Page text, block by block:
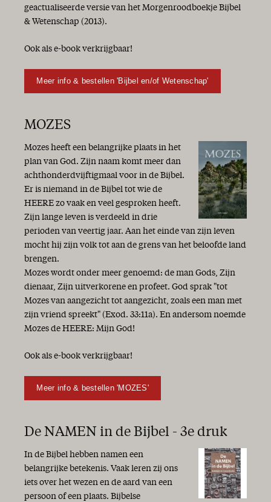
geactualiseerde versie van het Morgenroodboekje Bijbel
& Wetenschap (2013).
Ook als e-book verkrijgbaar!
Meer info & bestellen 'Bijbel en/of Wetenschap'
MOZES
Mozes heeft een belangrijke plaats in het
plan van God. Zijn naam komt meer dan
achthonderdvijftigmaal voor in de Bijbel.
Er is niemand in de Bijbel tot wie de
HEERE zo vaak en veel gesproken heeft.
Zijn lange leven is verdeeld in drie
perioden van veertig jaar. Aan het einde van zijn leven
mocht hij zijn volk tot aan de grens van het beloofde land
brengen.
Mozes wordt onder meer genoemd: de man Gods, Zijn
dienaar, Zijn uitverkorene en profeet. God sprak "tot
Mozes van aangezicht tot aangezicht, zoals een man met
zijn vriend spreekt" (Exod. 33:11a). En andersom noemde
Mozes de HEERE: Mijn God!
Ook als e-book verkrijgbaar!
Meer info & bestellen 'MOZES'
De NAMEN in de Bijbel - 3e druk
In de Bijbel hebben namen een
belangrijke betekenis. Vaak leren zij ons
iets over het wezen en de aard van een
persoon of een plaats. Bijbelse